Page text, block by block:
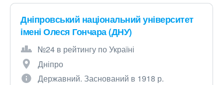
Дніпровський національний університет
імені Олеся Гончара (ДНУ)
№24 в рейтингу по Україні
Дніпро
Державний. Заснований в 1918 р.